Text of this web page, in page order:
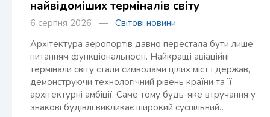
найвідоміших терміналів світу
6 серпня 2026 — Світові новини
Архітектура аеропортів давно перестала бути лише
питанням функціональності. Найкращі авіаційні
термінали світу стали символами цілих міст і держав,
демонструючи технологічний рівень країни та її
архітектурні амбіції. Саме тому будь-яке втручання у
знакові будівлі викликає широкий суспільний…